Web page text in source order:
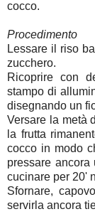
cocco.
Procedimento
Lessare il riso
zucchero.
Ricoprire con
stampo di
disegnando un
Versare la metà
la frutta
cocco in modo
pressare
cucinare per 20'
Sfornare,
servirla ancora